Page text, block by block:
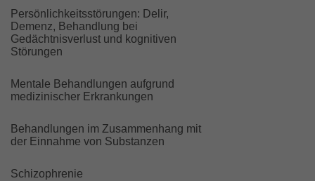
Persönlichkeitsstörungen: Delir,
Demenz, Behandlung bei
Gedächtnisverlust und kognitiven
Störungen
Mentale Behandlungen aufgrund
medizinischer Erkrankungen
Behandlungen im Zusammenhang mit
der Einnahme von Substanzen
Schizophrenie